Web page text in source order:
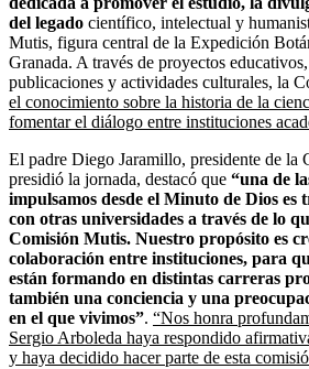
del legado científico, intelectual y
Mutis, figura central de la Expedición
Granada. A través de proyectos
publicaciones y actividades culturales, la
el conocimiento sobre la historia de la
fomentar el diálogo entre instituciones
El padre Diego Jaramillo, presidente de la
presidió la jornada, destacó que “una de
impulsamos desde el Minuto de Dios
con otras universidades a través de lo
Comisión Mutis. Nuestro propósito es
colaboración entre instituciones, para
están formando en distintas carreras
también una conciencia y una
en el que vivimos”. “Nos honra
Sergio Arboleda haya respondido
y haya decidido hacer parte de esta